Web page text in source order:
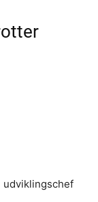
udviklingschef